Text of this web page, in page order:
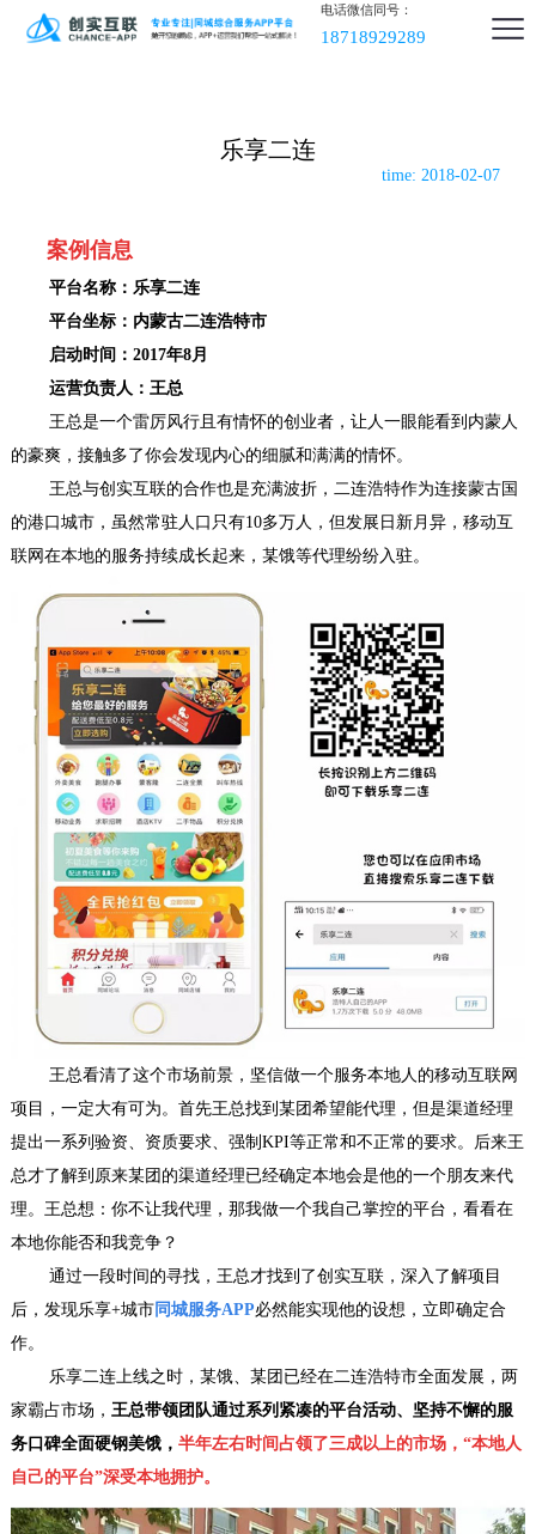
电话微信同号：
18718929289
乐享二连
time: 2018-02-07
案例信息
平台名称：乐享二连
平台坐标：内蒙古二连浩特市
启动时间：2017年8月
运营负责人：王总
王总是一个雷厉风行且有情怀的创业者，让人一眼能看到内蒙人
的豪爽，接触多了你会发现内心的细腻和满满的情怀。
王总与创实互联的合作也是充满波折，二连浩特作为连接蒙古国
的港口城市，虽然常驻人口只有10多万人，但发展日新月异，移动互
联网在本地的服务持续成长起来，某饿等代理纷纷入驻。
王总看清了这个市场前景，坚信做一个服务本地人的移动互联网
项目，一定大有可为。首先王总找到某团希望能代理，但是渠道经理
提出一系列验资、资质要求、强制KPI等正常和不正常的要求。后来王
总才了解到原来某团的渠道经理已经确定本地会是他的一个朋友来代
理。王总想：你不让我代理，那我做一个我自己掌控的平台，看看在
本地你能否和我竞争？
通过一段时间的寻找，王总才找到了创实互联，深入了解项目
后，发现乐享+城市同城服务APP必然能实现他的设想，立即确定合
作。
乐享二连上线之时，某饿、某团已经在二连浩特市全面发展，两
家霸占市场， 王总带领团队通过系列紧凑的平台活动、坚持不懈的服
务口碑全面硬钢美饿， 半年左右时间占领了三成以上的市场，“本地人
自己的平台”深受本地拥护。